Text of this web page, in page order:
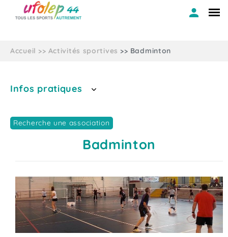
Accueil Activités sportives Badminton
Infos pratiques
Recherche une association
Badminton